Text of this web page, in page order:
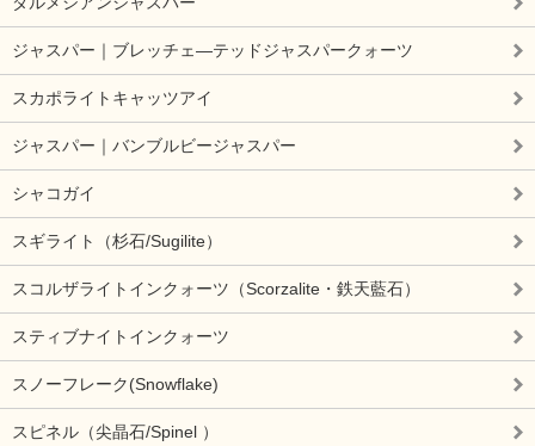
ジャスパー｜ブレッチェ―テッドジャスパークォーツ
スカポライトキャッツアイ
ジャスパー｜バンブルビージャスパー
シャコガイ
スギライト（杉石/Sugilite）
スコルザライトインクォーツ（Scorzalite・鉄天藍石）
スティブナイトインクォーツ
スノーフレーク(Snowflake)
スピネル（尖晶石/Spinel ）